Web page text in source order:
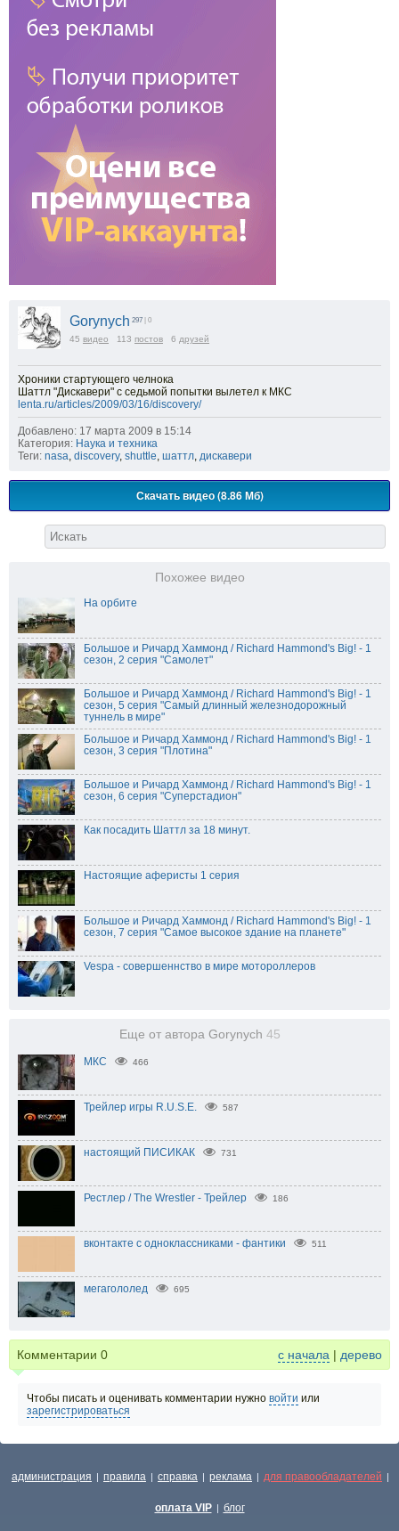
Gorynych 297 | 0
45 видео 113 постов 6 друзей
Хроники стартующего челнока
Шаттл "Дискавери" с седьмой попытки вылетел к МКС
lenta.ru/articles/2009/03/16/discovery/
Добавлено: 17 марта 2009 в 15:14
Категория: Наука и техника
Теги: nasa, discovery, shuttle, шаттл, дискавери
Скачать видео (8.86 Мб)
Похожее видео
На орбите
Большое и Ричард Хаммонд / Richard Hammond's Big! - 1
сезон, 2 серия "Самолет"
Большое и Ричард Хаммонд / Richard Hammond's Big! - 1
сезон, 5 серия "Самый длинный железнодорожный
туннель в мире"
Большое и Ричард Хаммонд / Richard Hammond's Big! - 1
сезон, 3 серия "Плотина"
Большое и Ричард Хаммонд / Richard Hammond's Big! - 1
сезон, 6 серия "Суперстадион"
Как посадить Шаттл за 18 минут.
Настоящие аферисты 1 серия
Большое и Ричард Хаммонд / Richard Hammond's Big! - 1
сезон, 7 серия "Самое высокое здание на планете"
Vespa - совершеннство в мире мотороллеров
Еще от автора Gorynych 45
МКС 466
Трейлер игры R.U.S.E. 587
настоящий ПИСИКАК 731
Рестлер / The Wrestler - Трейлер 186
вконтакте с одноклассниками - фантики 511
мегагололед 695
Комментарии 0 с начала | дерево
Чтобы писать и оценивать комментарии нужно войти или
зарегистрироваться
администрация | правила | справка | реклама | для правообладателей |
оплата VIP | блог